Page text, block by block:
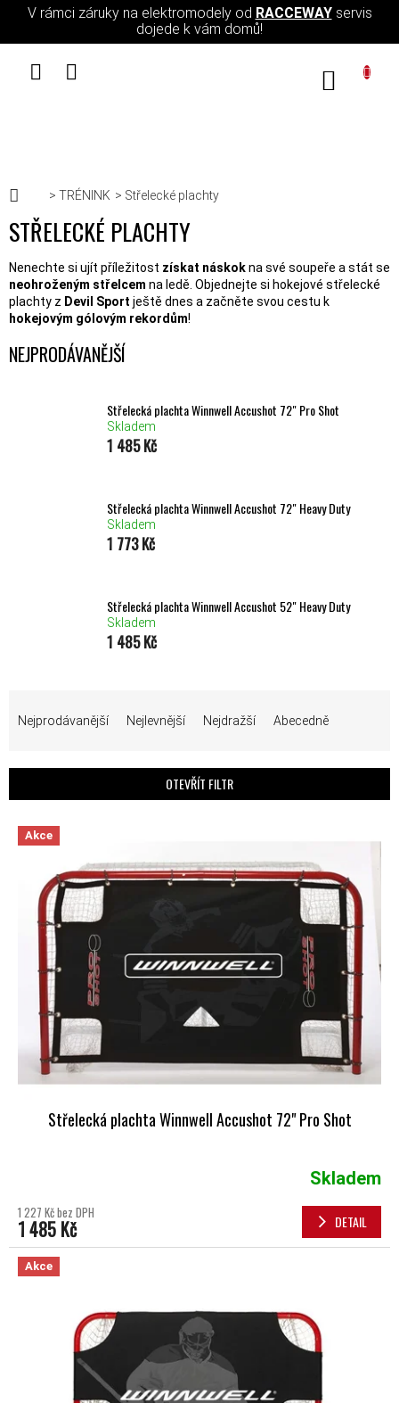
Přejít na obsah
V rámci záruky na elektromodely od RACCEWAYservis
dojede k vám domů!
Domů
TRÉNINK Střelecké plachty
STŘELECKÉ PLACHTY
Nenechte si ujít příležitost získat náskokna své soupeře a stát se
neohroženým střelcem na ledě. Objednejte si hokejové střelecké
plachty z Devil Sport ještě dnes a začněte svou cestu k
hokejovým gólovým rekordům!
NEJPRODÁVANĚJŠÍ
Střelecká plachta Winnwell Accushot 72" Pro Shot
Skladem
1 485 Kč
Střelecká plachta Winnwell Accushot 72" Heavy Duty
Skladem
1 773 Kč
Střelecká plachta Winnwell Accushot 52" Heavy Duty
Skladem
1 485 Kč
Nejprodávanější Nejlevnější Nejdražší Abecedně
OTEVŘÍT FILTR
VÝPIS PRODUKTŮ
Akce
Střelecká plachta Winnwell Accushot 72" Pro Shot
Skladem
1 227 Kč bez DPH
1 485 Kč DETAIL
Akce